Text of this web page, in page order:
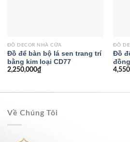
ĐỒ DECOR NHÀ CỬA
Đồ để bàn bộ lá sen trang trí
bằng kim loại CD77
2,250,000₫
ĐỒ
Đồ
Về Chúng Tôi